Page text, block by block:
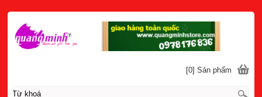
[0] Sản phẩm